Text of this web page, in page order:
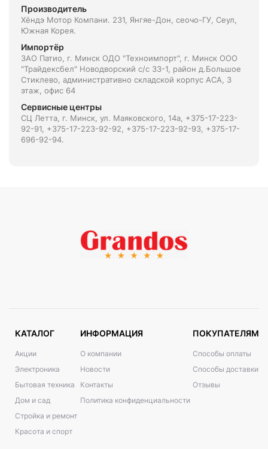
Производитель
Хёндэ Мотор Компани. 231, Янгяе-Дон, сеочо-ГУ, Сеул,
Южная Корея.
Импортёр
ЗАО Патио, г. Минск ОДО "Техноимпорт", г. Минск ООО
"Трайдексбел" Новодворский с/с 33-1, район д.Большое
Стиклево, административно складской корпус АСА, 3
этаж, офис 64
Сервисные центры
СЦ Летта, г. Минск, ул. Маяковского, 14а, +375-17-223-
92-91, +375-17-223-92-92, +375-17-223-92-93, +375-17-
696-92-94.
КАТАЛОГ
Акции
Электроника
Бытовая техника
Дом и сад
Стройка и ремонт
Красота и спорт
ИНФОРМАЦИЯ
О компании
Новости
Контакты
Политика конфиденциальности
ПОКУПАТЕЛЯМ
Способы оплаты
Способы доставки
Отзывы